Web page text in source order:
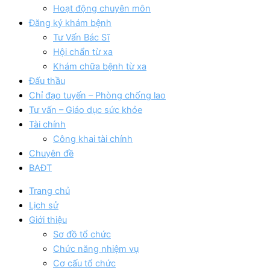
Hoạt động chuyên môn
Đăng ký khám bệnh
Tư Vấn Bác Sĩ
Hội chẩn từ xa
Khám chữa bệnh từ xa
Đấu thầu
Chỉ đạo tuyến – Phòng chống lao
Tư vấn – Giáo dục sức khỏe
Tài chính
Công khai tài chính
Chuyên đề
BAĐT
Trang chủ
Lịch sử
Giới thiệu
Sơ đồ tổ chức
Chức năng nhiệm vụ
Cơ cấu tổ chức